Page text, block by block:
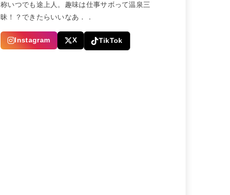
称いつでも途上人。趣味は仕事サボって温泉三
昧！？できたらいいなあ．．
Instagram X TikTok